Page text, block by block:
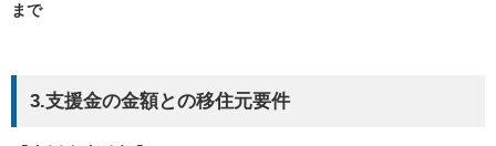
まで
3.支援金の金額との移住元要件